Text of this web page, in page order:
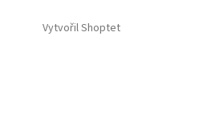
Vytvořil Shoptet